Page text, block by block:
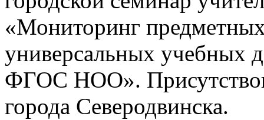
«Мониторинг
универсальных учебных
ФГОС НОО».
города Северодвинска.